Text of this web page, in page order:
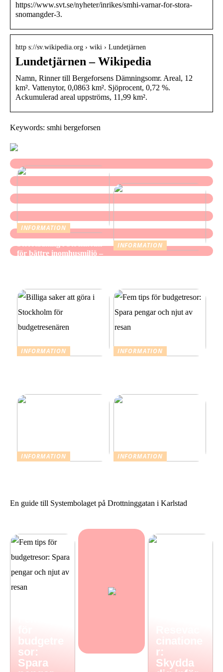
https://www.svt.se/nyheter/inrikes/smhi-varnar-for-stora-
snomangder-3.
http s://sv.wikipedia.org › wiki › Lundetjärnen
Lundetjärnen – Wikipedia
Namn, Rinner till Bergeforsens Dämningsomr. Areal, 12
km². Vattenytor, 0,0863 km². Sjöprocent, 0,72 %.
Ackumulerad areal uppströms, 11,99 km².
Keywords: smhi bergeforsen
INFORMATION
för bättre inomhusmiljö –
INFORMATION
INFORMATION
INFORMATION
INFORMATION
INFORMATION
En guide till Systembolaget på Drottninggatan i Karlstad
budgetre
sor:
Spara
cinatione
r:
Skydda